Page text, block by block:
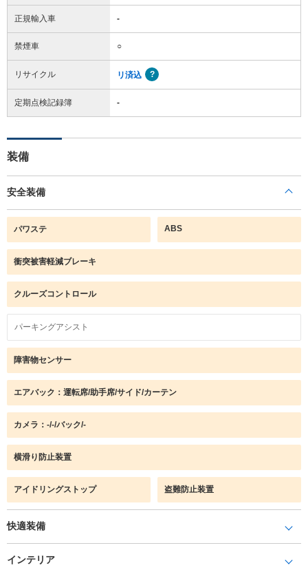
正規輸入車 -
禁煙車 ○
リサイクル リ済込
定期点検記録簿 -
装備
安全装備
パワステ ABS
衝突被害軽減ブレーキ
クルーズコントロール
パーキングアシスト
障害物センサー
エアバック：運転席/助手席/サイド/カーテン
カメラ：-/-/バック/-
横滑り防止装置
アイドリングストップ 盗難防止装置
快適装備
インテリア